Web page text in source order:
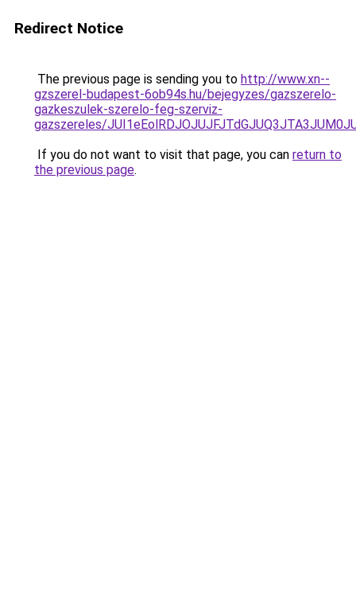
Redirect Notice
The previous page is sending you to http://www.xn--
gzszerel-budapest-6ob94s.hu/bejegyzes/gazszerelo-
gazkeszulek-szerelo-feg-szerviz-
gazszereles/
If you do not want to visit that page, you can return to
the previous page.